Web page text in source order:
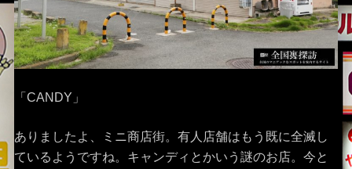
「CANDY」
ありましたよ、ミニ商店街。有人店舗はもう既に全滅し
ているようですね。キャンディとかいう謎のお店。今と